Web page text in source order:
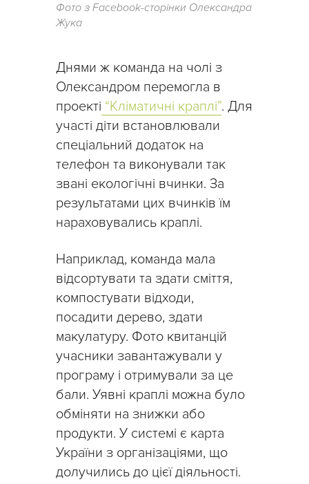
Фото з Facebook-сторінки Олександра
Жука
Днями ж команда на чолі з
Олександром перемогла в
проекті “Кліматичні краплі”. Для
участі діти встановлювали
спеціальний додаток на
телефон та виконували так
звані екологічні вчинки. За
результатами цих вчинків їм
нараховувались краплі.
Наприклад, команда мала
відсортувати та здати сміття,
компостувати відходи,
посадити дерево, здати
макулатуру. Фото квитанцій
учасники завантажували у
програму і отримували за це
бали. Уявні краплі можна було
обміняти на знижки або
продукти. У системі є карта
України з організаціями, що
долучились до цієї діяльності.